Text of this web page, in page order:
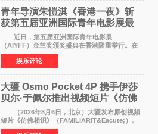
青年导演朱愷淇《香港一夜》斩
获第五届亚洲国际青年电影展最
佳剧本改编奖
近日，第五届亚洲国际青年电影展
（AIYFF）金兰奖颁奖盛典在香港隆重举行。在
这场汇聚数百位海内外电影人、文化界人士及媒
体代表的亚洲青年影视盛会上，香港本土电影
《香港一夜》（Dawn in Ho
娱乐评论
大疆 Osmo Pocket 4P 携手伊莎
贝尔·于佩尔推出视频短片《仿佛
相识》
（2026年8月6日，北京）大疆发布原创视频
短片《仿佛相识》（FAMILIARIT&Eacute;）。
视频短片由戛纳国际电影节最佳女演员伊莎贝尔·